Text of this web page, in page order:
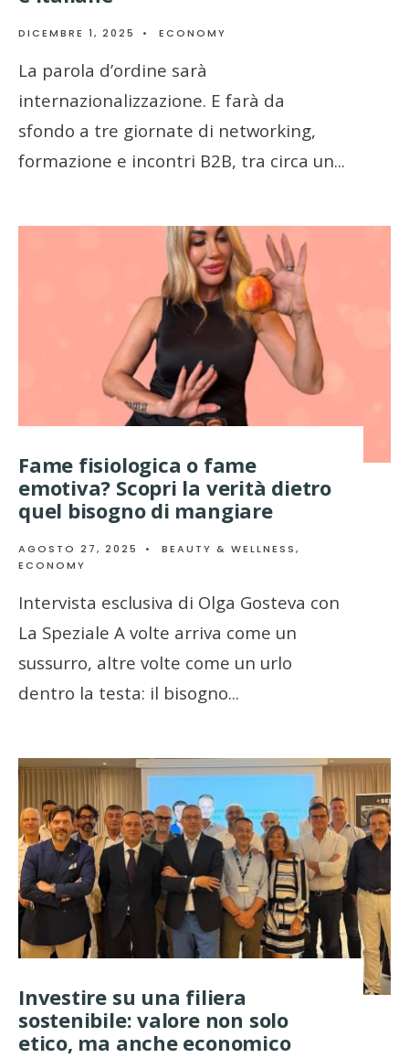
DICEMBRE 1, 2025 • ECONOMY
La parola d’ordine sarà
internazionalizzazione. E farà da
sfondo a tre giornate di networking,
formazione e incontri B2B, tra circa un...
Fame fisiologica o fame
emotiva? Scopri la verità dietro
quel bisogno di mangiare
AGOSTO 27, 2025 • BEAUTY & WELLNESS,
ECONOMY
Intervista esclusiva di Olga Gosteva con
La Speziale A volte arriva come un
sussurro, altre volte come un urlo
dentro la testa: il bisogno...
Investire su una filiera
sostenibile: valore non solo
etico, ma anche economico